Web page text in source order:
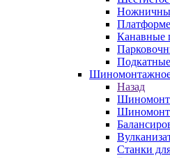
Канавные
Шиномонтажное
Назад
Станки